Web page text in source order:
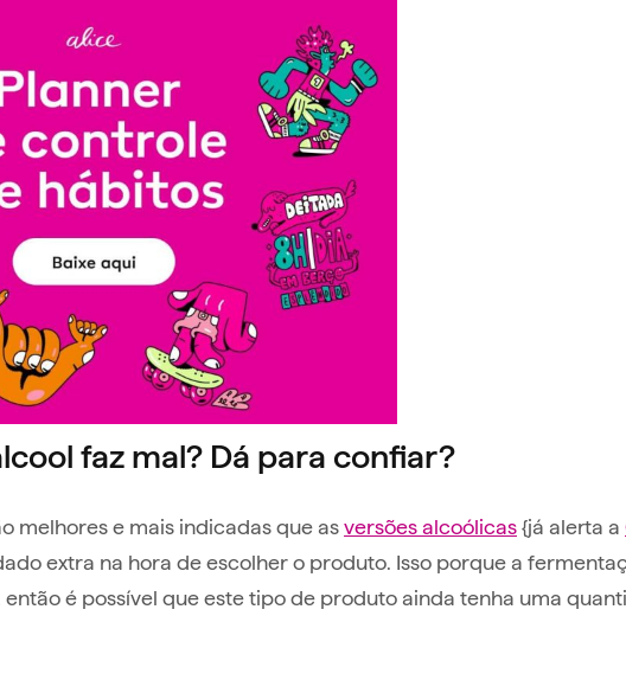
faz mal? Dá para confiar?
melhores e mais indicadas que asversões alcoólicas{já alerta a
extra na hora de escolher o produto. Isso porque a
é possível que este tipo de produto ainda tenha uma